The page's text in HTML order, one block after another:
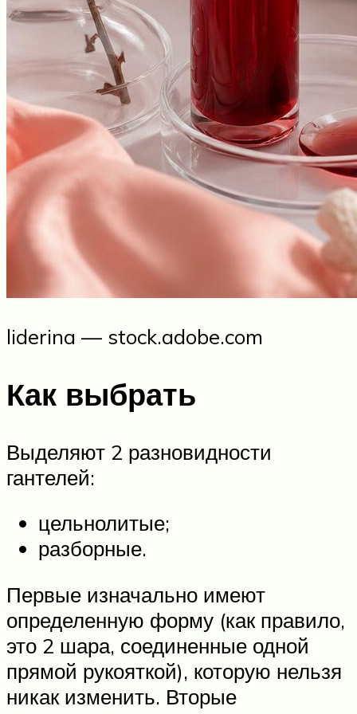
liderina — stock.adobe.com
Как выбрать
Выделяют 2 разновидности
гантелей:
цельнолитые;
разборные.
Первые изначально имеют
определенную форму (как правило,
это 2 шара, соединенные одной
прямой рукояткой), которую нельзя
никак изменить. Вторые